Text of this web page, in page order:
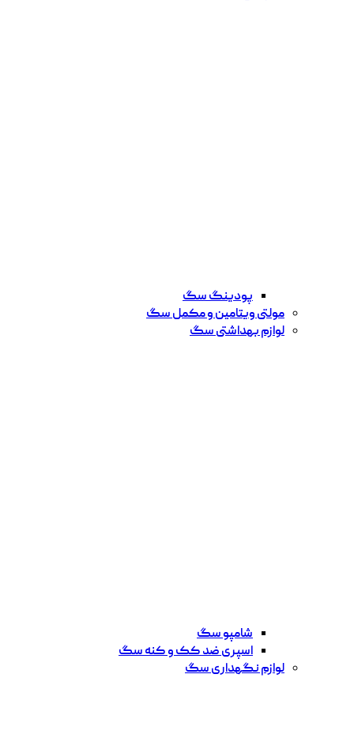
پودینگ سگ
مولتی ویتامین و مکمل سگ
لوازم بهداشتی سگ
شامپو سگ
اسپری ضد کک و کنه سگ
لوازم نگهداری سگ